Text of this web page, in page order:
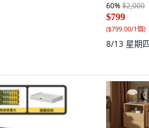
60%$2,000
$799
($799.00/1個)
8/13 星期